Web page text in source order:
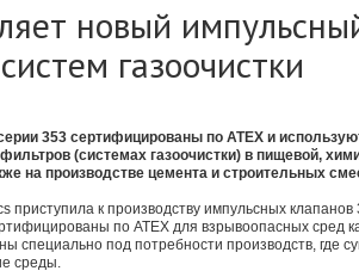
новый
газоочистки
353 сертифицированы по ATEX и
(системах газоочистки) в пищевой,
на производстве цемента и строительных
приступила к производству импульсных
по ATEX для взрывоопасных сред
специально под потребности производств, где
среды.